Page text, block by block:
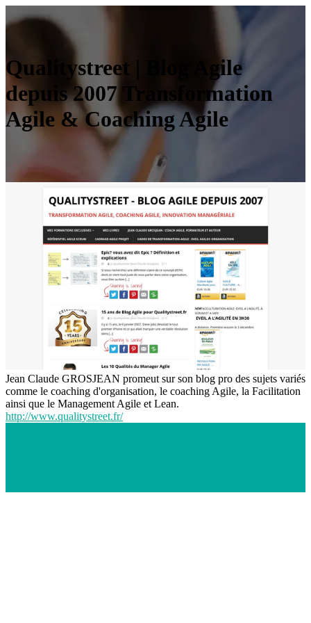
Qua­litystreet | Blog Agile
depuis 2007 Transfor­ma­tion
Agile & Coaching Agile
Jean Claude GROSJEAN promeut sur son blog pro des sujets variés
comme le coaching d'organisation, le coaching Agile, la Facilitation
ainsi que le Management Agile et Lean.
http://www.qualitystreet.fr/